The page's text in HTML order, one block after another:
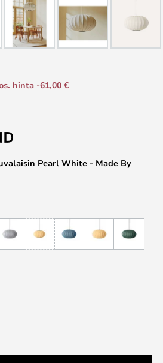
Pearl White - Made By
hinta -61,00 €